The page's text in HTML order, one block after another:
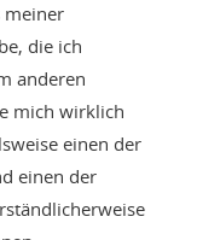
meiner
die ich
anderen
mich wirklich
einen der
einen der